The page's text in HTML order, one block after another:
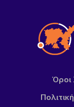
20 ΏΡΕΣ
Μεγάλα
Αιγαίο: Νέες
Όροι